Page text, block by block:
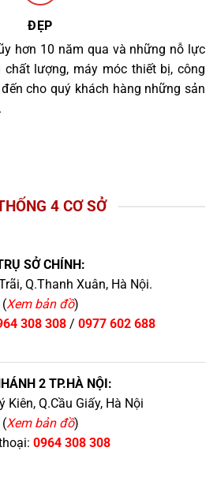
ĐẸP
hơn 10 năm qua và những nỗ lực
lượng, máy móc thiết bị, công
cho quý khách hàng những sản
4 CƠ SỞ
SỞ CHÍNH:
Q.Thanh Xuân, Hà Nội.
(Xem bản đồ)
308 308/ 0977 602 688
2 TP.HÀ NỘI:
Kiên, Q.Cầu Giấy, Hà Nội
(Xem bản đồ)
0964 308 308